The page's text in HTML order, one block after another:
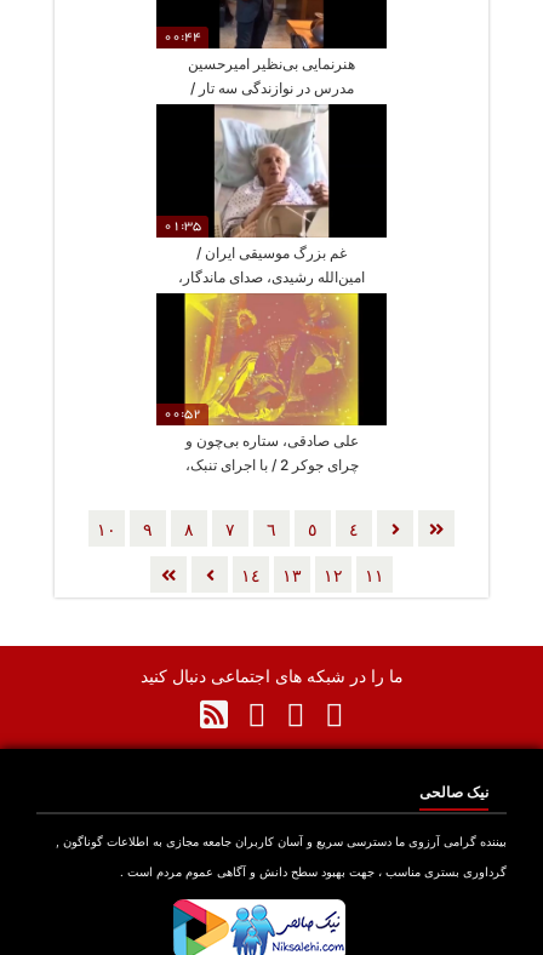
00:44
هنرنمایی بی‌نظیر امیرحسین
مدرس در نوازندگی سه تار /
جادوی انگشتان بر روی سیم‌ها و
تنبک و دایره
01:35
غم بزرگ موسیقی ایران /
امین‌الله رشیدی، صدای ماندگار،
درگذشت
00:52
علی صادقی، ستاره بی‌چون و
چرای جوکر 2 / با اجرای تنبک،
٤ ٥ ٦ ٧ ٨ ٩ ١٠
١١ ١٢ ١٣ ١٤
ما را در شبکه های اجتماعی دنبال کنید
نیک صالحی
بیننده گرامی آرزوی ما دسترسی سریع و آسان کاربران جامعه مجازی به اطلاعات گوناگون ,
گرداوری بستری مناسب ، جهت بهبود سطح دانش و آگاهی عموم مردم است .